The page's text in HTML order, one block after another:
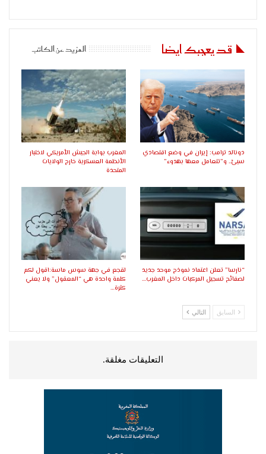
قد يعجبك ايضا المزيد عن الكاتب
دونالد ترامب: إيران في وضع اقتصادي
سيئ.. و”تتعامل معها بهدوء”
المغرب بوابة الجيش الأمريكي لاختبار
الأنظمة العسكرية خارج الولايات
المتحدة
“نارسا” تعلن اعتماد نموذج موحد جديد
لصفائح تسجيل المركبات داخل المغرب…
لقجع في جهة سوس ماسة:اقول لكم
كلمة واحدة هي “المعقول” ولا يعني
كثرة…
السابق التالي
التعليقات مغلقة.